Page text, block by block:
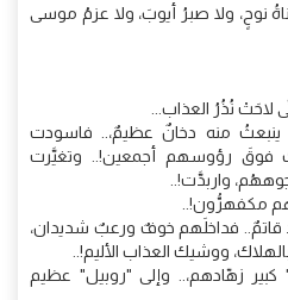
نوحٍ، ولا صبرُ أيوبَ، ولا عزمُ موسى
نُذُرُ العذاب...
منه دخانٌ عظيمٌ،.. فاسودت
فوقَ رؤوسهم أجمعين!.. وتغيَّرت
واربدَّت!..
مكفهرُّون!..
قاتمٌ.. فداخلَهم خوفٌ ورعبٌ شديدان،
ووشيك العذاب الأليم!..
كبير زهّادهم،.. وإلى "روبيل" عظيم